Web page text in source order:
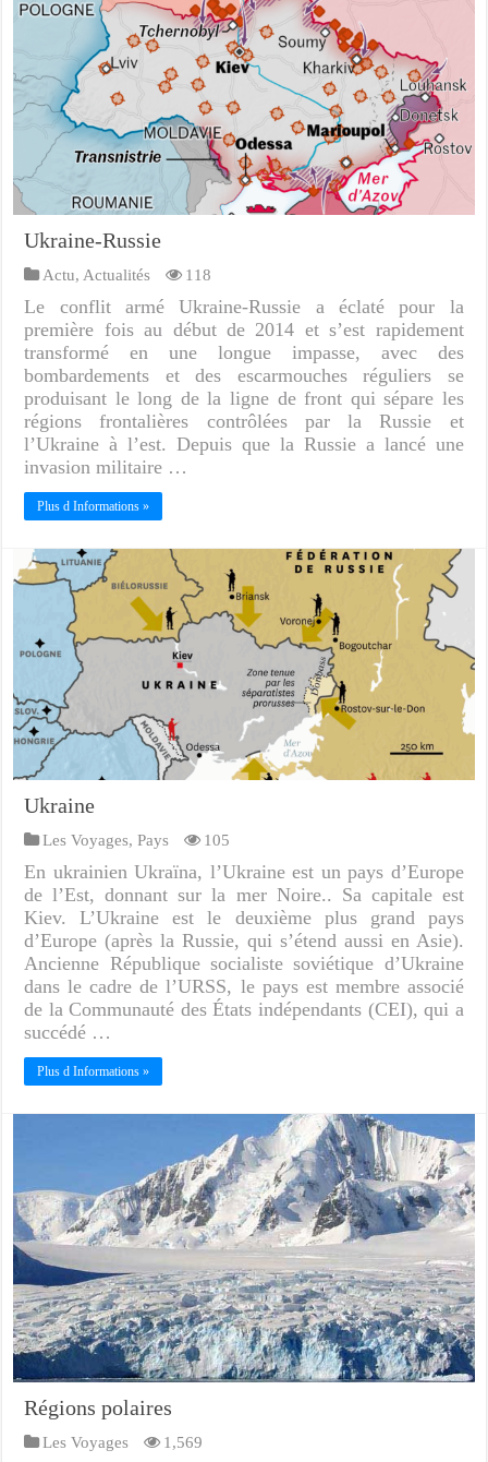
Ukraine-Russie
Actu, Actualités 118
Le conflit armé Ukraine-Russie a éclaté pour la
première fois au début de 2014 et s’est rapidement
transformé en une longue impasse, avec des
bombardements et des escarmouches réguliers se
produisant le long de la ligne de front qui sépare les
régions frontalières contrôlées par la Russie et
l’Ukraine à l’est. Depuis que la Russie a lancé une
invasion militaire …
Plus d Informations »
Ukraine
Les Voyages,Pays 105
En ukrainien Ukraïna, l’Ukraine est un pays d’Europe
de l’Est, donnant sur la mer Noire.. Sa capitale est
Kiev. L’Ukraine est le deuxième plus grand pays
d’Europe (après la Russie, qui s’étend aussi en Asie).
Ancienne République socialiste soviétique d’Ukraine
dans le cadre de l’URSS, le pays est membre associé
de la Communauté des États indépendants (CEI), qui a
succédé …
Plus d Informations »
Régions polaires
Les Voyages 1,569